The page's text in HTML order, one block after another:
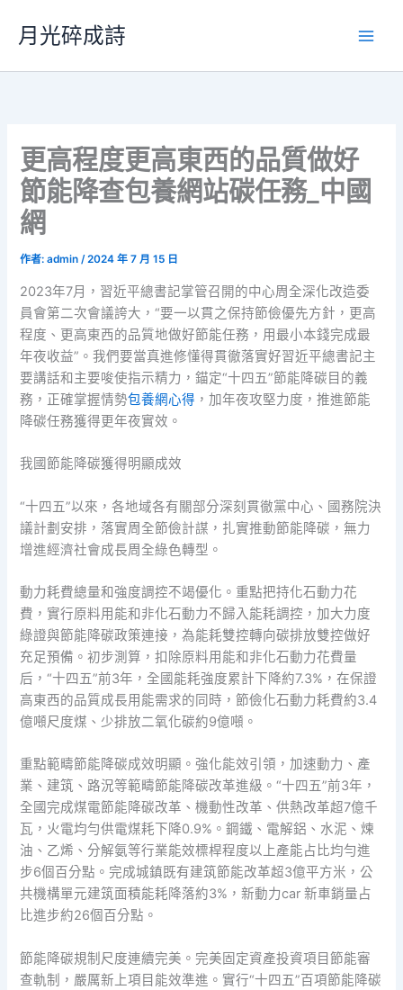
要
月光碎成詩
更高程度更高東西的品質做好
節能降查包養網站碳任務_中國
網
作者:admin/2024 年 7 月 15 日
2023年7月，習近平總書記掌管召開的中心周全深化改造委
員會第二次會議誇大，“要一以貫之保持節儉優先方針，更高
程度、更高東西的品質地做好節能任務，用最小本錢完成最
年夜收益”。我們要當真進修懂得貫徹落實好習近平總書記主
要講話和主要唆使指示精力，錨定“十四五”節能降碳目的義
務，正確掌握情勢包養網心得 ，加年夜攻堅力度，推進節能
降碳任務獲得更年夜實效。
我國節能降碳獲得明顯成效
“十四五”以來，各地域各有關部分深刻貫徹黨中心、國務院決
議計劃安排，落實周全節儉計謀，扎實推動節能降碳，無力
增進經濟社會成長周全綠色轉型。
動力耗費總量和強度調控不竭優化。重點把持化石動力花
費，實行原料用能和非化石動力不歸入能耗調控，加大力度
綠證與節能降碳政策連接，為能耗雙控轉向碳排放雙控做好
充足預備。初步測算，扣除原料用能和非化石動力花費量
后，“十四五”前3年，全國能耗強度累計下降約7.3%，在保證
高東西的品質成長用能需求的同時，節儉化石動力耗費約3.4
億噸尺度煤、少排放二氧化碳約9億噸。
重點範疇節能降碳成效明顯。強化能效引領，加速動力、產
業、建筑、路況等範疇節能降碳改革進級。“十四五”前3年，
全國完成煤電節能降碳改革、機動性改革、供熱改革超7億千
瓦，火電均勻供電煤耗下降0.9%。鋼鐵、電解鋁、水泥、煉
油、乙烯、分解氨等行業能效標桿程度以上產能占比均勻進
步6個百分點。完成城鎮既有建筑節能改革超3億平方米，公
共機構單元建筑面積能耗降落約3%，新動力car 新車銷量占
比進步約26個百分點。
節能降碳規制尺度連續完美。完美固定資產投資項目節能審
查軌制，嚴厲新上項目能效準進。實行“十四五”百項節能降碳